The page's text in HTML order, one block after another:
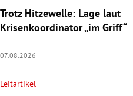
Trotz Hitzewelle: Lage laut
Krisenkoordinator „im Griff“
07.08.2026
Leitartikel